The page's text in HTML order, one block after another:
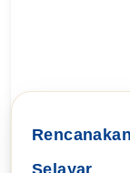
Selayar